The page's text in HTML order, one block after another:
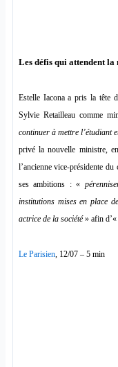
Les défis qui attendent
Estelle Iacona a pris la tête
Sylvie Retailleau comme
continuer à mettre l’étudiant
privé la nouvelle ministre,
l’ancienne vice-présidente
ses ambitions : «
institutions mises en place
actrice de la société» afin d’«
Le Parisien, 12/07 – 5 min